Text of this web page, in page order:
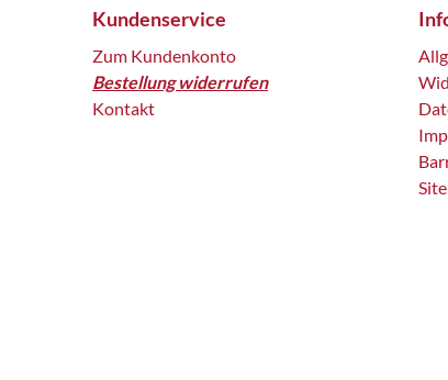
Kundenservice
Zum Kundenkonto
Bestellung widerrufen
Kontakt